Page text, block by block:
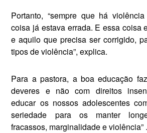
Portanto, “sempre que há
coisa já es­tava errada. E essa coisa
e aquilo que precisa ser corrigido,
ti­pos de violência”, explica.
Para a pastora, a boa educação
deveres e não com direitos
educar os nossos adoles­centes
serie­dade para os manter
fracassos, marginalidade e violência”